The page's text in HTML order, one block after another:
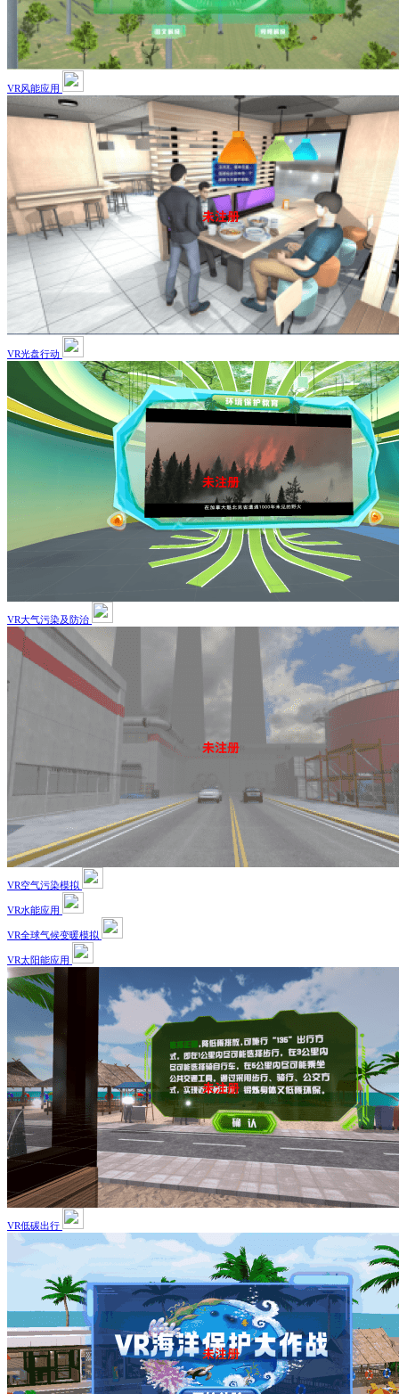
VR风能应用
VR光盘行动
VR大气污染及防治
VR空气污染模拟
VR水能应用
VR全球气候变暖模拟
VR太阳能应用
VR低碳出行